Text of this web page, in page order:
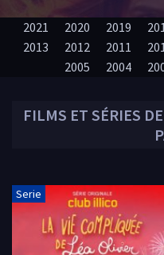
FILMS ET SÉRIES DE
Serie
2021 2020 2019
2013
2012 2011
2005
2004